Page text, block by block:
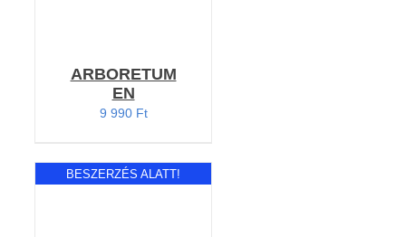
ARBORETUM
EN
9 990 Ft
BESZERZÉS ALATT!